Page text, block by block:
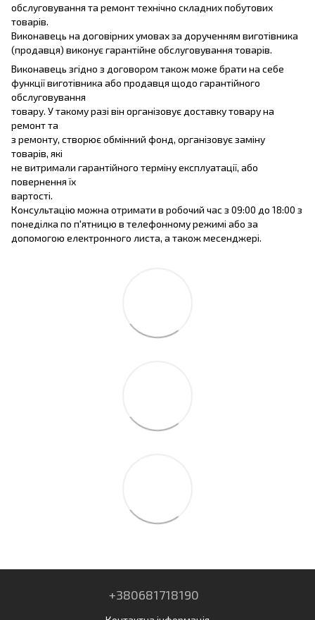
обслуговування та ремонт технічно складних побутових
товарів.
Виконавець на договірних умовах за дорученням виготівника
(продавця) виконує гарантійне обслуговування товарів.
Виконавець згідно з договором також може брати на себе
функції виготівника або продавця щодо гарантійного
обслуговування
товару. У такому разі він організовує доставку товару на
ремонт та
з ремонту, створює обмінний фонд, організовує заміну
товарів, які
не витримали гарантійного терміну експлуатації, або
повернення їх
вартості.
Консультацію можна отримати в робочий час з 09:00 до 18:00 з
понеділка по п'ятницю в телефонному режимі або за
допомогою електронного листа, а також месенджері.
+380681718190